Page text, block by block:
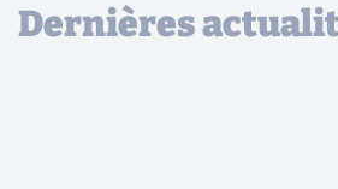
Dernières